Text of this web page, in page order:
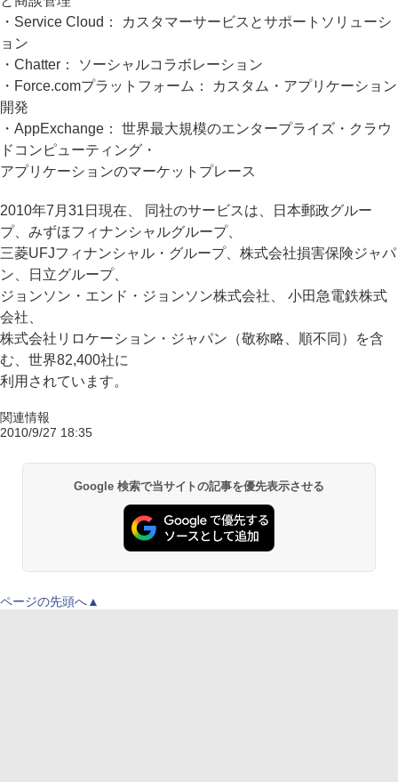
・Service Cloud： カスタマーサービスとサポートソリューシ
ョン
・Chatter： ソーシャルコラボレーション
・Force.comプラットフォーム： カスタム・アプリケーション
開発
・AppExchange： 世界最大規模のエンタープライズ・クラウ
ドコンピューティング・
アプリケーションのマーケットプレース
2010年7月31日現在、 同社のサービスは、日本郵政グルー
プ、みずほフィナンシャルグループ、
三菱UFJフィナンシャル・グループ、株式会社損害保険ジャパ
ン、日立グループ、
ジョンソン・エンド・ジョンソン株式会社、 小田急電鉄株式
会社、
株式会社リロケーション・ジャパン（敬称略、順不同）を含
む、世界82,400社に
利用されています。
関連情報
2010/9/27 18:35
Google 検索で当サイトの記事を優先表示させる
ページの先頭へ▲